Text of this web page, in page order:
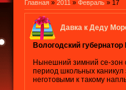
Главная » 2011 » Февраль » 17
Давка к Деду
Вологодский
Нынешний зимний се-зон
период школьных каникул
неготовыми к такому